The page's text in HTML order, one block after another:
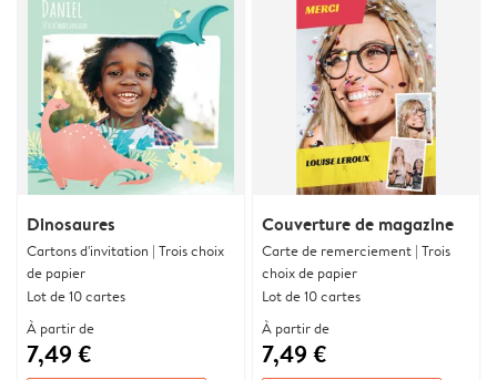
Dinosaures
Cartons d'invitation | Trois choix
de papier
Lot de 10 cartes
À partir de
7,49 €
Couverture de magazine
Carte de remerciement | Trois
choix de papier
Lot de 10 cartes
À partir de
7,49 €